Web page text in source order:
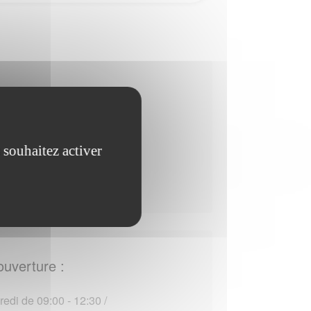
- 12:30
:
de 09:00 - 12:30 /
activer